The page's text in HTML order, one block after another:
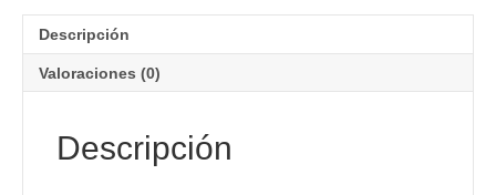
Descripción
Valoraciones (0)
Descripción